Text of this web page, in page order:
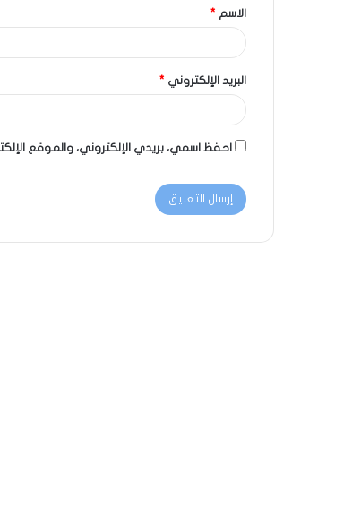
الاسم *
البريد الإلكتروني *
احفظ اسمي، بريدي الإلكتروني، والموقع